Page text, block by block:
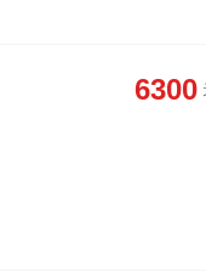
6300